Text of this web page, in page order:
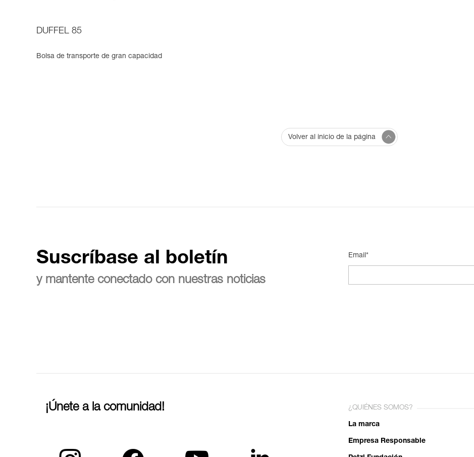
DUFFEL 85
Bolsa de transporte de gran capacidad
Volver al inicio de la página
Suscríbase al boletín
y mantente conectado con nuestras noticias
Email*
¡Únete a la comunidad! ¿QUIÉNES SOMOS?
La marca
Empresa Responsable